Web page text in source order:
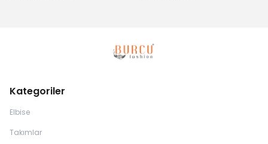
Kategoriler
Elbise
Takımlar